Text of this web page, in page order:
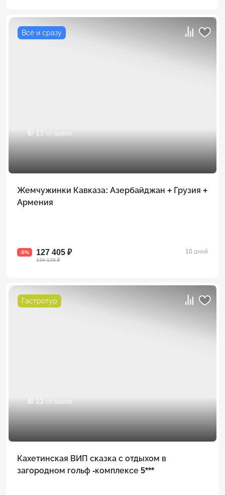
Всё и сразу
5/ 13 отзывов
Жемчужинки Кавказа: Азербайджан + Грузия +
Армения
-5% 127 405 ₽
134 128 ₽
10 дней
Гастротур
5/ 13 отзывов
Кахетинская ВИП сказка с отдыхом в
загородном гольф -комплексе 5***